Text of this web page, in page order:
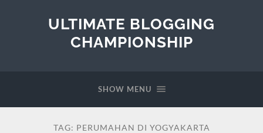
ULTIMATE BLOGGING
CHAMPIONSHIP
SHOW MENU
TAG: PERUMAHAN DI YOGYAKARTA